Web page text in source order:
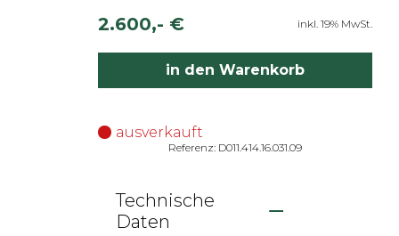
2.600,- € inkl. 19% MwSt.
in den Warenkorb
ausverkauft
Referenz: D011.414.16.031.09
Technische
Daten